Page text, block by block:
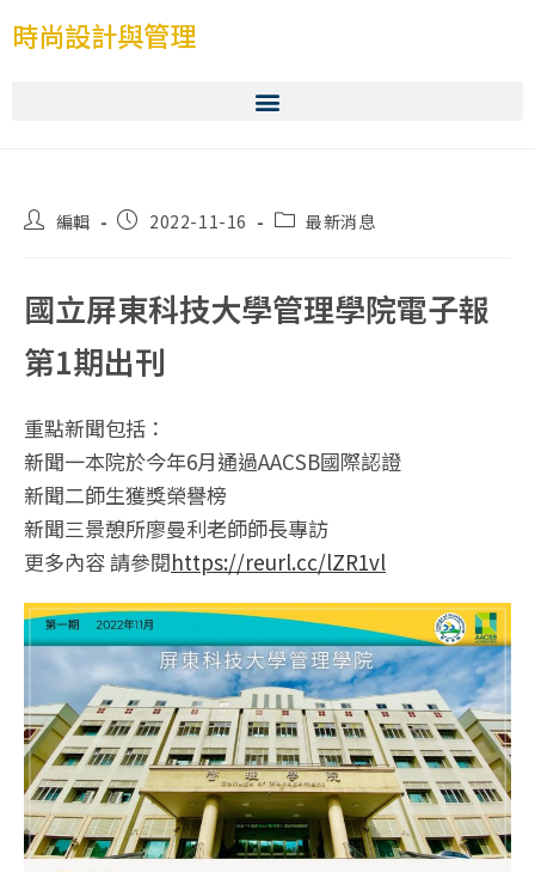
時尚設計與管理
編輯 2022-11-16 最新消息
國立屏東科技大學管理學院電子報
第1期出刊
重點新聞包括：
新聞一本院於今年6月通過AACSB國際認證
新聞二師生獲獎榮譽榜
新聞三景憩所廖曼利老師師長專訪
更多內容 請參閱https://reurl.cc/lZR1vl